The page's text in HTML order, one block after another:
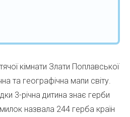
кімнати Злати Поплавської
та географічна мапи світу.
3-річна дитина знає герби
назвала 244 герба країн